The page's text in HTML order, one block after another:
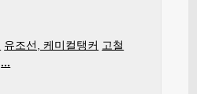
유조선, 케미컬탱커 고철
...